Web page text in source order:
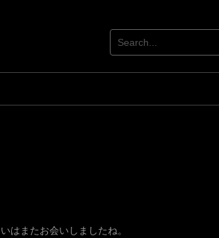
はまたお会いしましたね。